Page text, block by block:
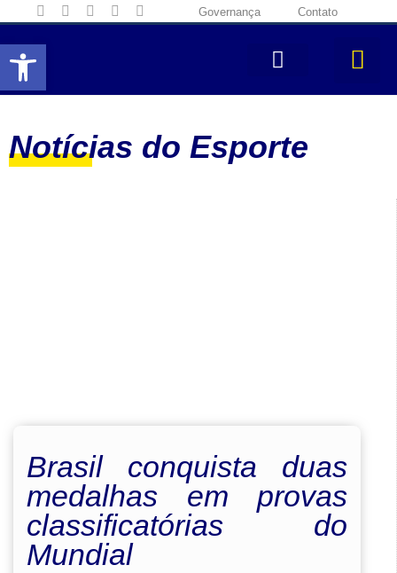
Abrir a barra de ferramentas
Governança Contato
Notícias do Esporte
Brasil conquista duas
medalhas em provas
classificatórias do
Mundial